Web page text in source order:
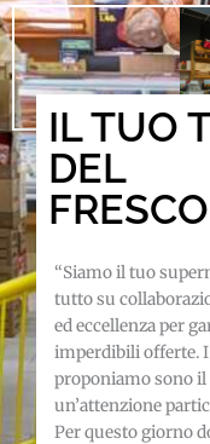
IL TUO
DEL
“Siamo il tuo
tutto su
ed eccellenza per
imperdibili offerte.
proponiamo sono il
un’attenzione
Per questo giorno